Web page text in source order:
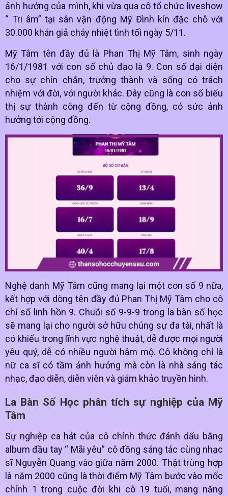
ảnh hưởng của mình, khi vừa qua cô tổ chức liveshow
“ Tri âm” tại sân vận động Mỹ Đình kín đặc chỗ với
30.000 khán giả cháy nhiệt tình tối ngày 5/11.
Mỹ Tâm tên đầy đủ là Phan Thị Mỹ Tâm, sinh ngày
16/1/1981 với con số chủ đạo là 9. Con số đại diện
cho sự chín chắn, trưởng thành và sống có trách
nhiệm với đời, với người khác. Đây cũng là con số biểu
thị sự thành công đến từ cộng đồng, có sức ảnh
hưởng tới cộng đồng.
Nghệ danh Mỹ Tâm cũng mang lại một con số 9 nữa,
kết hợp với dòng tên đầy đủ Phan Thị Mỹ Tâm cho cô
chỉ số linh hồn 9. Chuỗi số 9-9-9 trong la bàn số học
sẽ mang lại cho người sở hữu chúng sự đa tài, nhất là
có khiếu trong lĩnh vực nghệ thuật, dễ được mọi người
yêu quý, dễ có nhiều người hâm mộ. Cô không chỉ là
nữ ca sĩ có tầm ảnh hưởng mà còn là nhà sáng tác
nhạc, đạo diễn, diễn viên và giám khảo truyền hình.
La Bàn Số Học phân tích sự nghiệp của Mỹ
Tâm
Sự nghiệp ca hát của cô chính thức đánh dấu bằng
album đầu tay “ Mãi yêu” cô đồng sáng tác cùng nhạc
sĩ Nguyễn Quang vào giữa năm 2000. Thật trùng hợp
là năm 2000 cũng là thời điểm Mỹ Tâm bước vào mốc
chính 1 trong cuộc đời khi cô 19 tuổi, mang năng